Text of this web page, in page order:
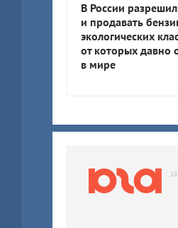
В России
и продавать
экологических
от которых давно
в мире